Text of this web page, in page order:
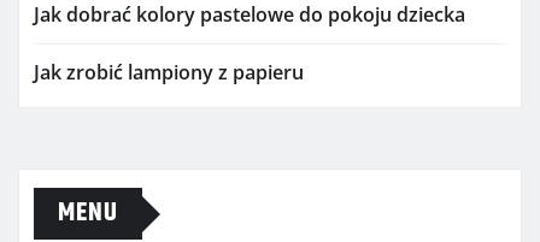
Jak dobrać kolory pastelowe do pokoju dziecka
Jak zrobić lampiony z papieru
MENU